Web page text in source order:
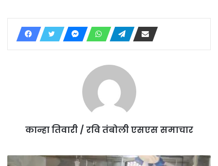
कान्हा तिवारी / रवि तंबोली एसएस समाचार